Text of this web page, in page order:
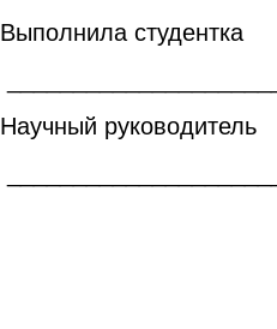
Выполнила студентка
Научный руководитель